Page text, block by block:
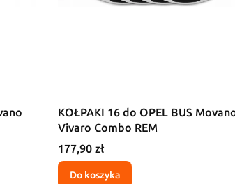
KOŁPAKI 16 do OPEL BUS
Vivaro Combo REM
Cena
177,90 zł
Do koszyka